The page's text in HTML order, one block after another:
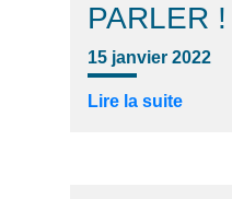
PARLER !
15 janvier 2022
Lire la suite